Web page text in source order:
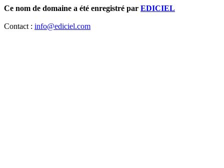
Ce nom de domaine a été enregistré par EDICIEL
Contact : info@ediciel.com